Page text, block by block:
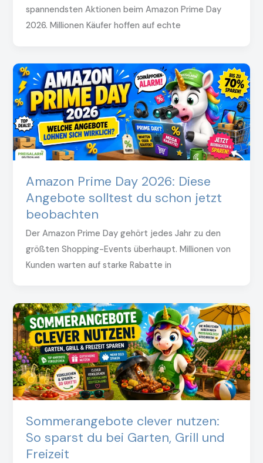
spannendsten Aktionen beim Amazon Prime Day
2026. Millionen Käufer hoffen auf echte
Amazon Prime Day 2026: Diese
Angebote solltest du schon jetzt
beobachten
Der Amazon Prime Day gehört jedes Jahr zu den
größten Shopping-Events überhaupt. Millionen von
Kunden warten auf starke Rabatte in
Sommerangebote clever nutzen:
So sparst du bei Garten, Grill und
Freizeit